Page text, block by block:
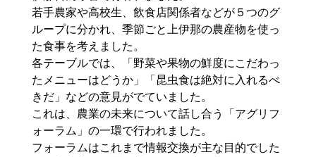
若手農家や高校生、飲食店関係者などが５つのグ
ループに分かれ、季節ごと上伊那の農産物を使っ
た食事を考えました。
各テーブルでは、「野菜や果物の鮮度にこだわっ
たメニューはどうか」「昆虫食は絶対に入れるべ
きだ」などの意見がでていました。
これは、農業の未来について話し合う「アグリフ
ォーラム」の一環で行われました。
フォーラムはこれまで情報交換が主な目的でした